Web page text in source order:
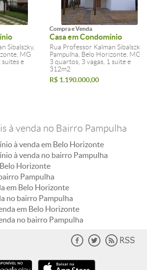
Sibalszky,
MG
suites e
Compra e Venda
Casa em Condomínio
Rua Professor Kalman Sibalszky,
Pampulha, Belo Horizonte, MG
3 quartos, 3 vagas, 1 suite e
312m2
R$ 1.190.000,00
à venda no Bairro Pampulha
à venda em Belo Horizonte
à venda no bairro Pampulha
Horizonte
Pampulha
em Belo Horizonte
no bairro Pampulha
em Belo Horizonte
no bairro Pampulha